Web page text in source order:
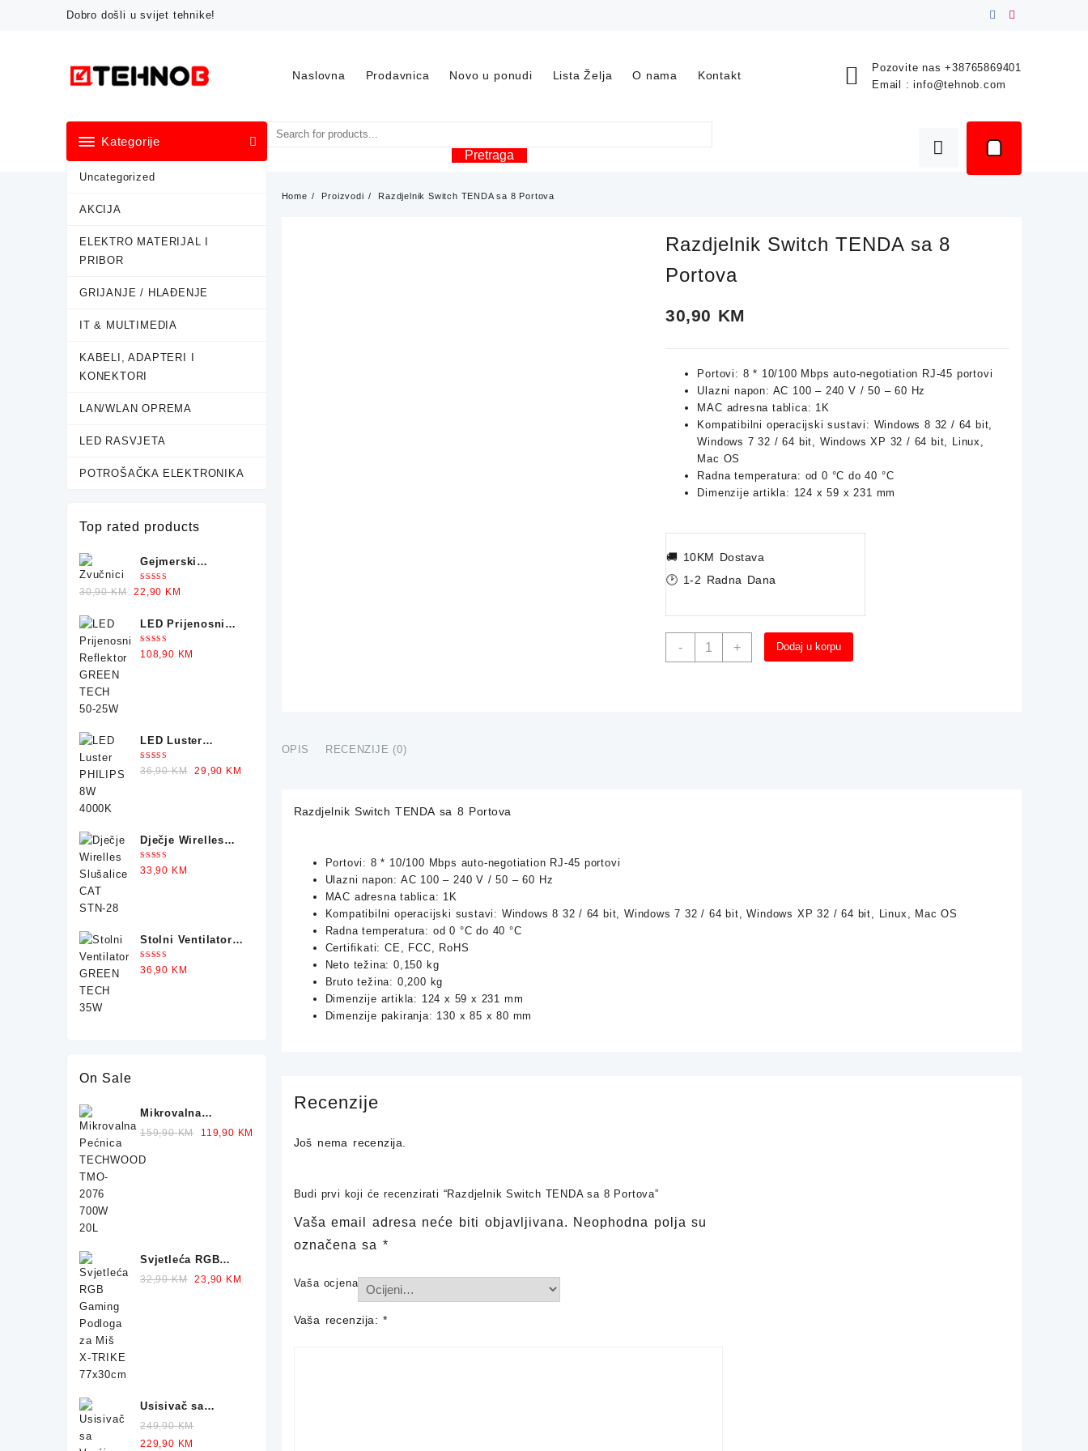
Dobro došli u svijet tehnike!
Naslovna Prodavnica Novo u ponudi Lista Želja O nama Kontakt
Pozovite nas +38765869401
Email :info@tehnob.com
Kategorije
Uncategorized
AKCIJA
ELEKTRO MATERIJAL I
PRIBOR
GRIJANJE / HLAĐENJE
IT & MULTIMEDIA
KABELI, ADAPTERI I
KONEKTORI
LAN/WLAN OPREMA
LED RASVJETA
POTROŠAČKA ELEKTRONIKA
Pretraga
Home Proizvodi Razdjelnik Switch TENDA sa 8 Portova
Razdjelnik Switch TENDA sa 8
Portova
30,90 KM
Portovi: 8 * 10/100 Mbps auto-negotiation RJ-45 portovi
Ulazni napon: AC 100 – 240 V / 50 – 60 Hz
MAC adresna tablica: 1K
Kompatibilni operacijski sustavi: Windows 8 32 / 64 bit,
Windows 7 32 / 64 bit, Windows XP 32 / 64 bit, Linux,
Mac OS
Radna temperatura: od 0 °C do 40 °C
Dimenzije artikla: 124 x 59 x 231 mm
🚚 10KM Dostava
🕑 1-2 Radna Dana
-
Razdjelnik
+ Dodaj u korpu
OPIS RECENZIJE (0)
Razdjelnik Switch TENDA sa 8 Portova
Portovi: 8 * 10/100 Mbps auto-negotiation RJ-45 portovi
Ulazni napon: AC 100 – 240 V / 50 – 60 Hz
MAC adresna tablica: 1K
Kompatibilni operacijski sustavi: Windows 8 32 / 64 bit, Windows 7 32 / 64 bit, Windows XP 32 / 64 bit, Linux, Mac OS
Radna temperatura: od 0 °C do 40 °C
Certifikati: CE, FCC, RoHS
Neto težina: 0,150 kg
Bruto težina: 0,200 kg
Dimenzije artikla: 124 x 59 x 231 mm
Dimenzije pakiranja: 130 x 85 x 80 mm
Recenzije
Još nema recenzija.
Budi prvi koji će recenzirati “Razdjelnik Switch TENDA sa 8 Portova”
Vaša email adresa neće biti objavljivana. Neophodna polja su
označena sa *
Vaša ocjena
Vaša recenzija:*
Top rated products
Gejmerski
Zvučnici sa
Osvjetljenjem X-
Ocjenjeno
5.00od 5
30,90KM
Original
was:
30,90 KM.
22,90 KM
is:
LED Prijenosni
Reflektor GREEN
TECH 50-25W
Ocjenjeno
5.00od 5
108,90 KM
LED Luster
PHILIPS 8W 4000K
Ocjenjeno
5.00od 5
36,90KM
Original
29,90 KM
Dječje Wirelles
Slušalice CAT
STN-28
Ocjenjeno
5.00od 5
33,90 KM
Stolni Ventilator
GREEN TECH 35W
Ocjenjeno
5.00od 5
36,90 KM
On Sale
Mikrovalna
Pećnica
2076 700W 20L
159,90KM
Original
119,90 KM
Svjetleća RGB
Gaming Podloga
32,90KM
Original
23,90 KM
Usisivač sa
Vrećicom HOOVER
Telios Plus TE70
249,90KM
Original
229,90 KM